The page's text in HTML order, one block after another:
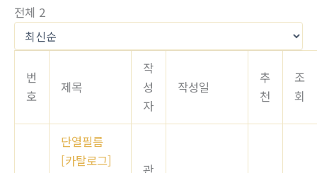
전체 2
번
호
제목
작
성
자
작성일
추
천
조
회
단열필름
[카탈로그]
관